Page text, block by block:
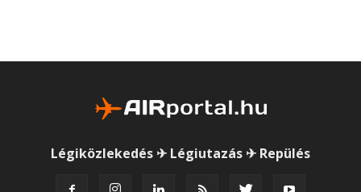
Légiközlekedés ✈ Légiutazás ✈ Repülés